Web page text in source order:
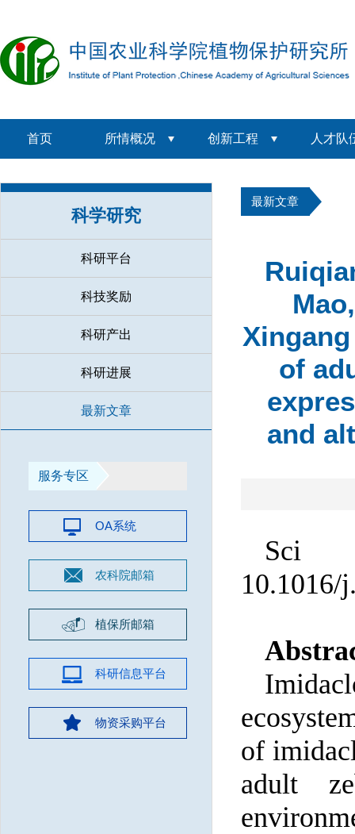
首页 所情概况 创新工程 人才队
科学研究
科研平台
科技奖励
科研产出
科研进展
最新文章
服务专区
OA系统
农科院邮箱
植保所邮箱
科研信息平台
物资采购平台
最新文章
of
and
Sci
10.1016/
of
adult